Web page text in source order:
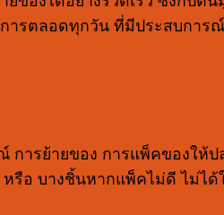
ารตลอดทุกวัน ที่มีประสบการ
ารย้ายของ การแพ็คของให้
รือ บางชิ้นหากแพ็คไม่ดี ไม่ไ